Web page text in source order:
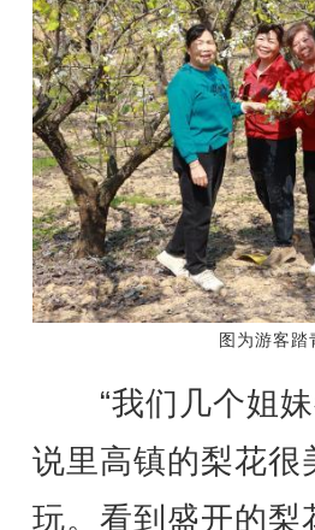
图为游客
“我们几个姐妹
说里高镇的梨花很
玩。看到盛开的梨